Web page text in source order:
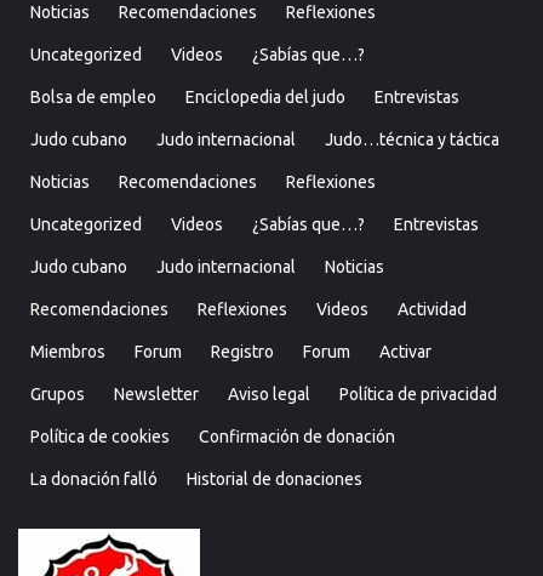
Noticias Recomendaciones Reflexiones
Uncategorized Videos ¿Sabías que…?
Bolsa de empleo Enciclopedia del judo Entrevistas
Judo cubano Judo internacional Judo…técnica y táctica
Noticias Recomendaciones Reflexiones
Uncategorized Videos ¿Sabías que…? Entrevistas
Judo cubano Judo internacional Noticias
Recomendaciones Reflexiones Videos Actividad
Miembros Forum Registro Forum Activar
Grupos Newsletter Aviso legal Política de privacidad
Política de cookies Confirmación de donación
La donación falló Historial de donaciones